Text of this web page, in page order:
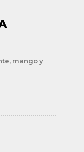
mango y